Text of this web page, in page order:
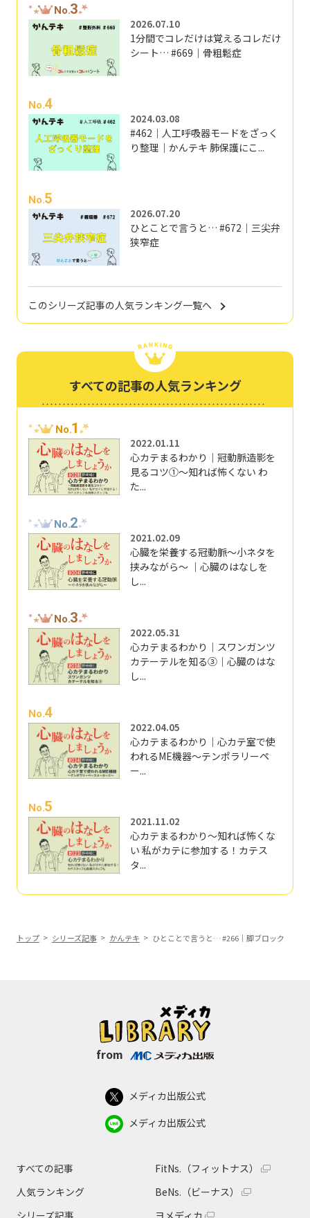
No.3
2026.07.10
1分間でコレだけは覚えるコレだけ
シート… #669｜骨粗鬆症
No.4
2024.03.08
#462｜人工呼吸器モードをざっく
り整理｜かんテキ 肺保護にこ...
No.5
2026.07.20
ひとことで言うと… #672｜三尖弁
狭窄症
このシリーズ記事の人気ランキング一覧へ
すべての記事の人気ランキング
No.1
2022.01.11
心カテまるわかり｜冠動脈造影を
見るコツ①～知れば怖くない わ
た...
No.2
2021.02.09
心臓を栄養する冠動脈～小ネタを
挟みながら～ ｜心臓のはなしを
し...
No.3
2022.05.31
心カテまるわかり｜スワンガンツ
カテーテルを知る③｜心臓のはな
し...
No.4
2022.04.05
心カテまるわかり｜心カテ室で使
われるME機器～テンポラリーペ
ー...
No.5
2021.11.02
心カテまるわかり～知れば怖くな
い 私がカテに参加する！カテス
タ...
トップ シリーズ記事 かんテキ ひとことで言うと… #266｜脚ブロック
from
メディカ出版公式
メディカ出版公式
すべての記事
人気ランキング
シリーズ記事
FitNs.（フィットナス）
BeNs.（ビーナス）
ヨメディカ